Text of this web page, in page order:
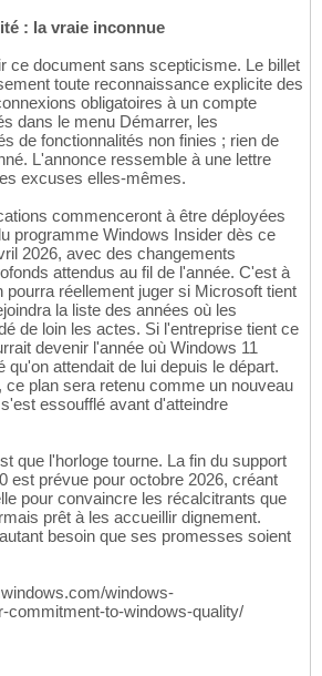
: la vraie inconnue
ce document sans scepticisme. Le billet
toute reconnaissance explicite des
obligatoires à un compte
dans le menu Démarrer, les
de fonctionnalités non finies ; rien de
L'annonce ressemble à une lettre
excuses elles-mêmes.
commenceront à être déployées
programme Windows Insider dès ce
2026, avec des changements
attendus au fil de l'année. C'est à
pourra réellement juger si Microsoft tient
la liste des années où les
de loin les actes. Si l'entreprise tient ce
devenir l'année où Windows 11
qu'on attendait de lui depuis le départ.
ce plan sera retenu comme un nouveau
essoufflé avant d'atteindre
que l'horloge tourne. La fin du support
est prévue pour octobre 2026, créant
pour convaincre les récalcitrants que
prêt à les accueillir dignement.
besoin que ses promesses soient
windows-
commitment-to-windows-quality/